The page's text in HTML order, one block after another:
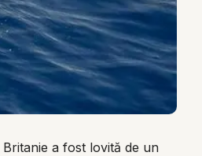
a fost lovită de un